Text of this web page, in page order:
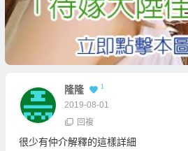
隆隆 1
2019-08-01
回複
很少有仲介解釋的這樣詳細